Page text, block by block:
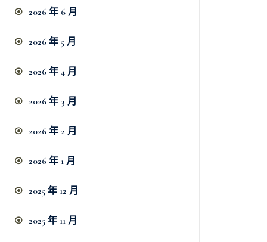
2026 年 6 月
2026 年 5 月
2026 年 4 月
2026 年 3 月
2026 年 2 月
2026 年 1 月
2025 年 12 月
2025 年 11 月